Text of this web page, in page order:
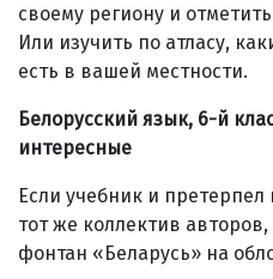
своему региону и
Или изучить по атласу,
есть в вашей местности.
Белорусский язык, 6-й
интересные
Если учебник и
тот же коллектив
фонтан «Беларусь» на